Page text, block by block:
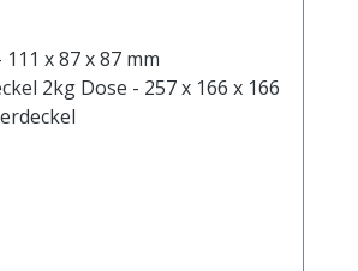
x 87 x 87 mm
2kg Dose - 257 x 166 x 166